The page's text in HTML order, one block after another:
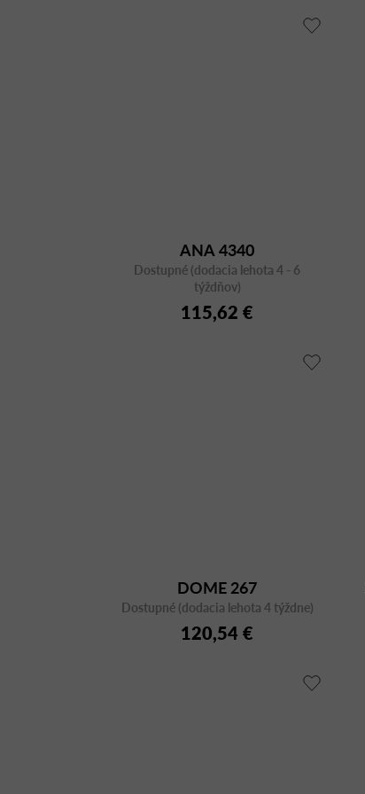
ANA 4340
Dostupné (dodacia lehota 4 - 6
týždňov)
115,62 €
DOME 267
Dostupné (dodacia lehota 4 týždne)
120,54 €